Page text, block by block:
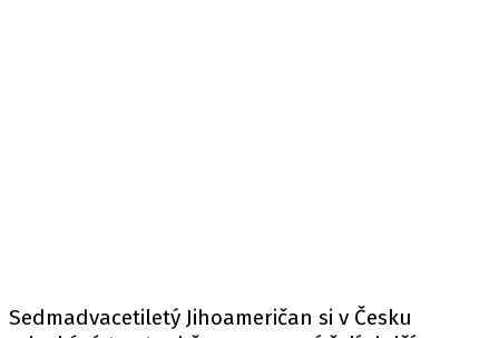
Sedmadvacetiletý Jihoameričan si v Česku